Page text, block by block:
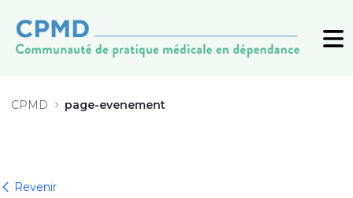
CPMD page-evenement
Revenir